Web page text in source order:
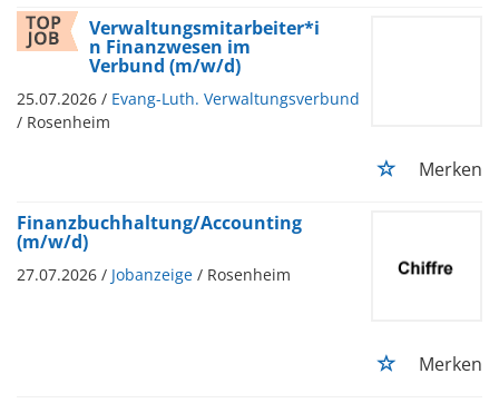
Verwaltungsmitarbeiter*i
n Finanzwesen im
Verbund (m/w/d)
25.07.2026 / Evang-Luth. Verwaltungsverbund
/ Rosenheim
Merken
Finanzbuchhaltung/Accounting
(m/w/d)
27.07.2026 / Jobanzeige / Rosenheim
Merken